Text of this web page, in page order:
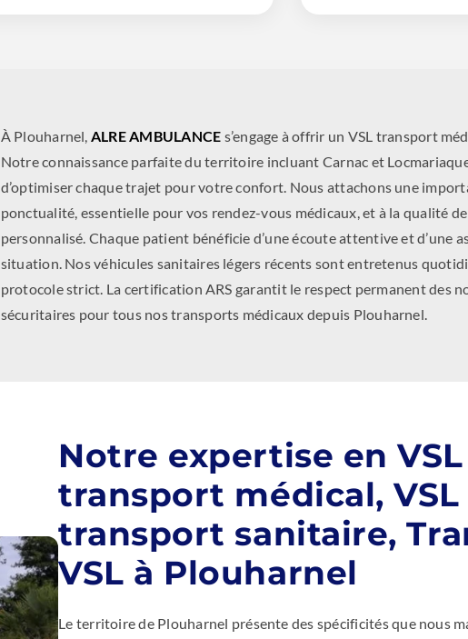
À Plouharnel, ALRE AMBULANCE s’engage à offrir un VSL transport
Notre connaissance parfaite du territoire incluant Carnac et
d’optimiser chaque trajet pour votre confort. Nous attachons une
ponctualité, essentielle pour vos rendez-vous médicaux, et à la qualité de
personnalisé. Chaque patient bénéficie d’une écoute attentive et d’une
situation. Nos véhicules sanitaires légers récents sont entretenus
protocole strict. La certification ARS garantit le respect permanent des
sécuritaires pour tous nos transports médicaux depuis Plouharnel.
Notre expertise en VSL
transport médical, VSL
transport sanitaire,
VSL à Plouharnel
Le territoire de Plouharnel présente des spécificités que nous